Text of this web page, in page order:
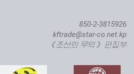
850-2-3815926
kftrade@star-co.net.kp
《조선의 무역》 편집부